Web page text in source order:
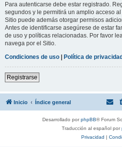
Para autenticarse debe estar registrado.
segundos y le permitirá un amplio acceso
Sitio puede además otorgar permisos
Antes de identificarse asegúrese de estar
de uso y políticas relacionadas. Por favor
navega por el Sitio.
Condiciones de uso | Política de
Registrarse
Inicio Índice general
Desarrollado porphpBB® Forum
Traducción al español por
Privacidad |